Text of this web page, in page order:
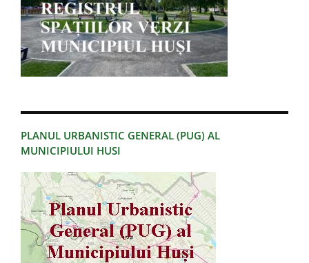
PLANUL URBANISTIC GENERAL (PUG) AL
MUNICIPIULUI HUSI